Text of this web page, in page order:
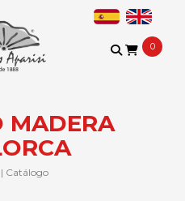
0
MADERA
| Catálogo